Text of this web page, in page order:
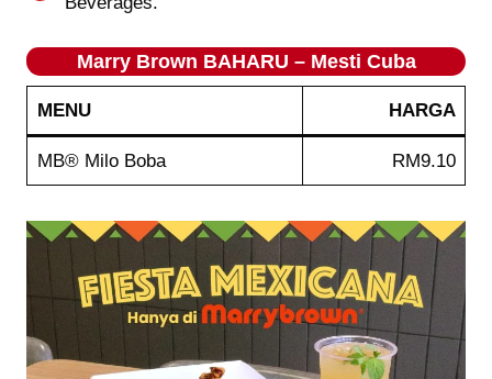
Marry Brown BAHARU – Mesti Cuba
MENU HARGA
MB® Milo Boba RM9.10